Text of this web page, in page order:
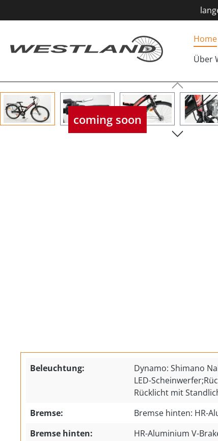
Home
Über
Bildergalerie überspringen
coming soon
Beleuchtung:
Dynamo: Shimano
LED-
Rücklicht mit
Bremse:
Bremse hinten: HR-
Bremse hinten:
HR-Aluminium V-